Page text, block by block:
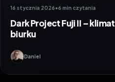
16 stycznia 2026•6 min czytania
Dark Project Fuji II –
biurku
Daniel